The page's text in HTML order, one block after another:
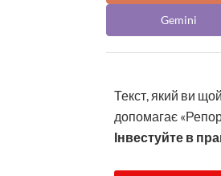
Gemini
Текст, який ви
допомагає
Інвестуйте в